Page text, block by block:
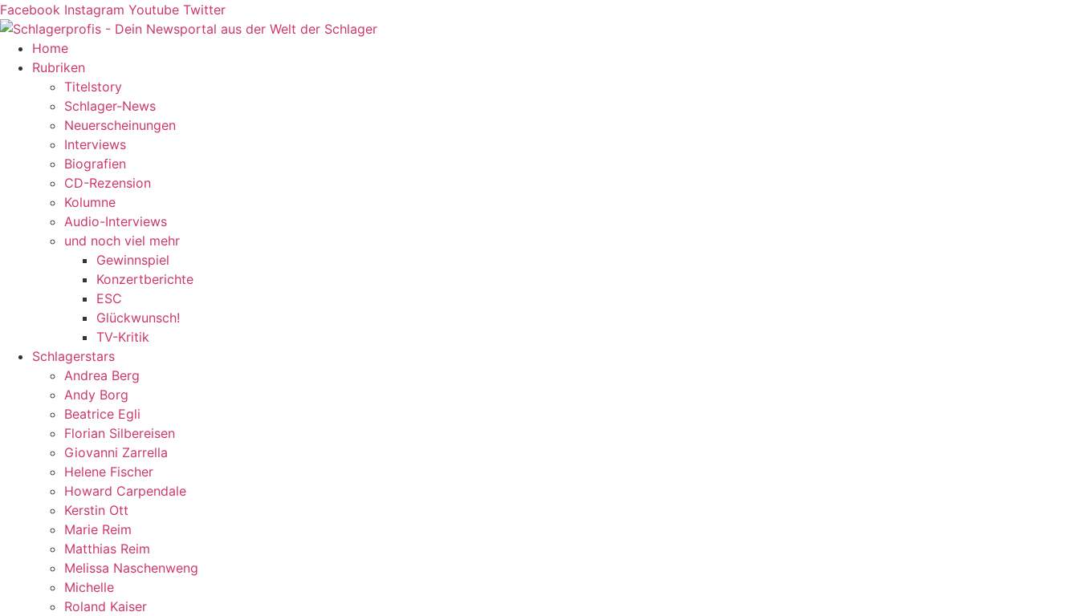
Zum
Inhalt
springen
Facebook Instagram Youtube Twitter
Home
Rubriken
Titelstory
Schlager-News
Neuerscheinungen
Interviews
Biografien
CD-Rezension
Kolumne
Audio-Interviews
und noch viel mehr
Gewinnspiel
Konzertberichte
ESC
Glückwunsch!
TV-Kritik
Schlagerstars
Andrea Berg
Andy Borg
Beatrice Egli
Florian Silbereisen
Giovanni Zarrella
Helene Fischer
Howard Carpendale
Kerstin Ott
Marie Reim
Matthias Reim
Melissa Naschenweng
Michelle
Roland Kaiser